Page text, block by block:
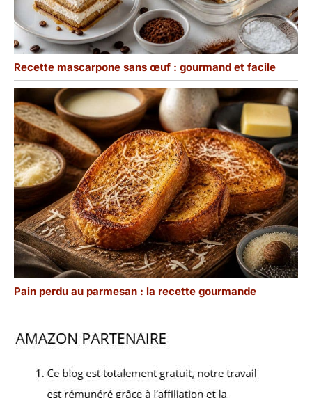
Recette mascarpone sans œuf : gourmand et facile
Pain perdu au parmesan : la recette gourmande